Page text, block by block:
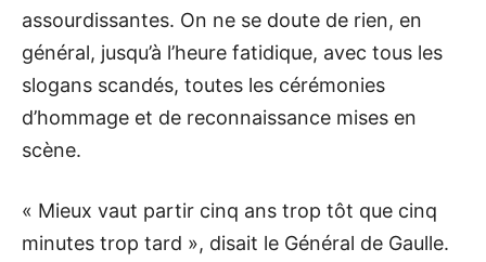
assourdissantes. On ne se doute de rien, en
général, jusqu’à l’heure fatidique, avec tous les
slogans scandés, toutes les cérémonies
d’hommage et de reconnaissance mises en
scène.
« Mieux vaut partir cinq ans trop tôt que cinq
minutes trop tard », disait le Général de Gaulle.